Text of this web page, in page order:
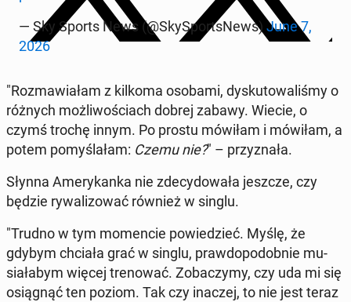
— Sky Sports News (@Sky­Sport­sNews) June 7,
2026
"Roz­ma­wia­łam z kilkoma osobami, dys­ku­to­wa­li­śmy o
różnych moż­li­wo­ściach dobrej zabawy. Wiecie, o
czymś trochę innym. Po prostu mówiłam i mówiłam, a
potem po­my­śla­łam: Czemu nie?" – przy­zna­ła.
Słynna Ame­ry­kan­ka nie zde­cy­do­wa­ła jeszcze, czy
będzie ry­wa­li­zo­wać również w singlu.
"Trudno w tym mo­men­cie po­wie­dzieć. Myślę, że
gdybym chciała grać w singlu, praw­do­po­dob­nie mu­
sia­ła­bym więcej tre­no­wać. Zo­ba­czy­my, czy uda mi się
osią­gnąć ten poziom. Tak czy inaczej, to nie jest teraz